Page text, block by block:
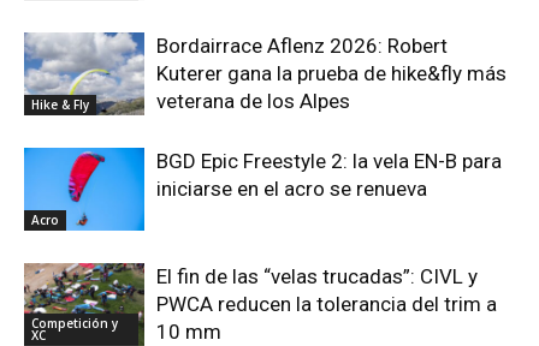
Hike & Fly
Bordairrace Aflenz 2026: Robert
Kuterer gana la prueba de hike&fly más
veterana de los Alpes
Acro
BGD Epic Freestyle 2: la vela EN-B para
iniciarse en el acro se renueva
Competición y
XC
El fin de las “velas trucadas”: CIVL y
PWCA reducen la tolerancia del trim a
10 mm